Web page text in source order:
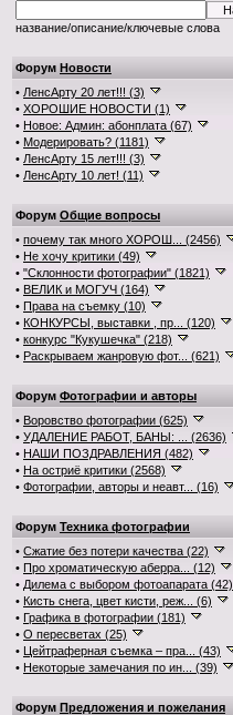
название/описание/ключевые слова
Форум Новости
• ЛенсАрту 20 лет!!! (3)
• ХОРОШИЕ НОВОСТИ (1)
• Новое: Админ: абонплата (67)
• Модерировать? (1181)
• ЛенсАрту 15 лет!!! (3)
• ЛенсАрту 10 лет! (11)
Форум Общие вопросы
• почему так много ХОРОШ... (2456)
• Не хочу критики (49)
• "Склонности фотографии" (1821)
• ВЕЛИК и МОГУЧ (164)
• Права на съемку (10)
• КОНКУРСЫ, выставки , пр... (120)
• конкурс "Кукушечка" (218)
• Раскрываем жанровую фот... (621)
Форум Фотографии и авторы
• Воровство фотографии (625)
• УДАЛЕНИЕ РАБОТ, БАНЫ: ... (2636)
• НАШИ ПОЗДРАВЛЕНИЯ (482)
• На остриё критики (2568)
• Фотографии, авторы и неавт... (16)
Форум Техника фотографии
• Сжатие без потери качества (22)
• Про хроматическую аберра... (12)
• Дилема с выбором фотоапарата (42)
• Кисть снега, цвет кисти, реж... (6)
• Графика в фотографии (181)
• О пересветах (25)
• Цейтраферная съемка – пра... (43)
• Некоторые замечания по ин... (39)
Форум Предложения и пожелания